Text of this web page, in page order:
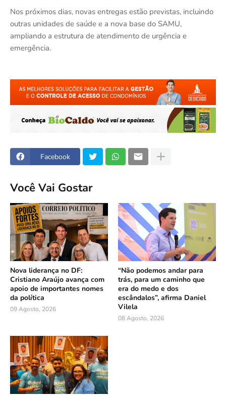
Nos próximos dias, novas entregas estão previstas, incluindo
outras unidades de saúde e a nova base do SAMU,
ampliando a estrutura de atendimento de urgência e
emergência.
Facebook
Você Vai Gostar
Nova liderança no DF:
Cristiano Araújo avança com
apoio de importantes nomes
da política
09 Agosto, 2026
“Não podemos andar para
trás, para um caminho que
era do medo e dos
escândalos”, afirma Daniel
Vilela
08 Agosto, 2026